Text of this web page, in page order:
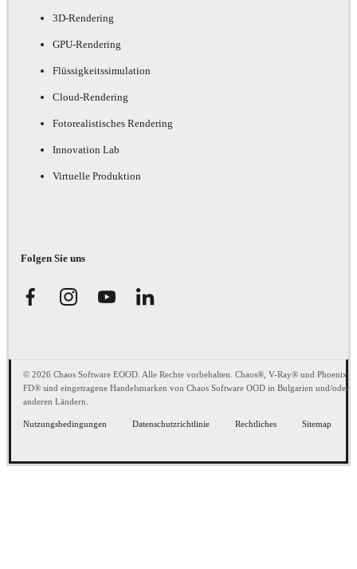
3D-Rendering
GPU-Rendering
Flüssigkeitssimulation
Cloud-Rendering
Fotorealistisches Rendering
Innovation Lab
Virtuelle Produktion
Folgen Sie uns
© 2026 Chaos Software EOOD. Alle Rechte vorbehalten. Chaos®, V-Ray® und Phoenix
FD® sind eingetragene Handelsmarken von Chaos Software OOD in Bulgarien und/oder
anderen Ländern.
Nutzungsbedingungen Datenschutzrichtlinie Rechtliches Sitemap